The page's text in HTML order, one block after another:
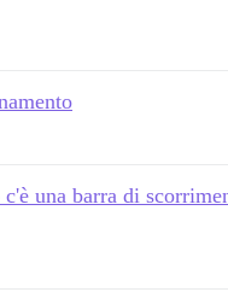
una barra di